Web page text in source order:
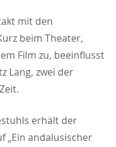
mit den
beim Theater,
Film zu, beeinflusst
Lang, zwei der
erhält der
„Ein andalusischer